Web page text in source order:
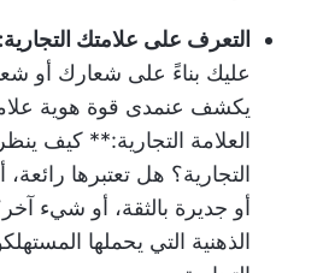
التعرف على علامتك التجارية:
عليك بناءً على شعارك أو
يكشف عنمدى قوة هوية
العلامة التجارية:** كيف
التجارية؟ هل تعتبرها
أو جديرة بالثقة، أو شيء
الذهنية التي يحملها